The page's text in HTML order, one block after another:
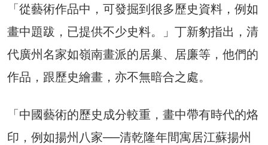
「從藝術作品中，可發掘到很多歷史資料，例如
畫中題跋，已提供不少史料。」丁新豹指出，清
代廣州名家如嶺南畫派的居巢、居廉等，他們的
作品，跟歷史繪畫，亦不無暗合之處。
「中國藝術的歷史成分較重，畫中帶有時代的烙
印，例如揚州八家──清乾隆年間寓居江蘇揚州